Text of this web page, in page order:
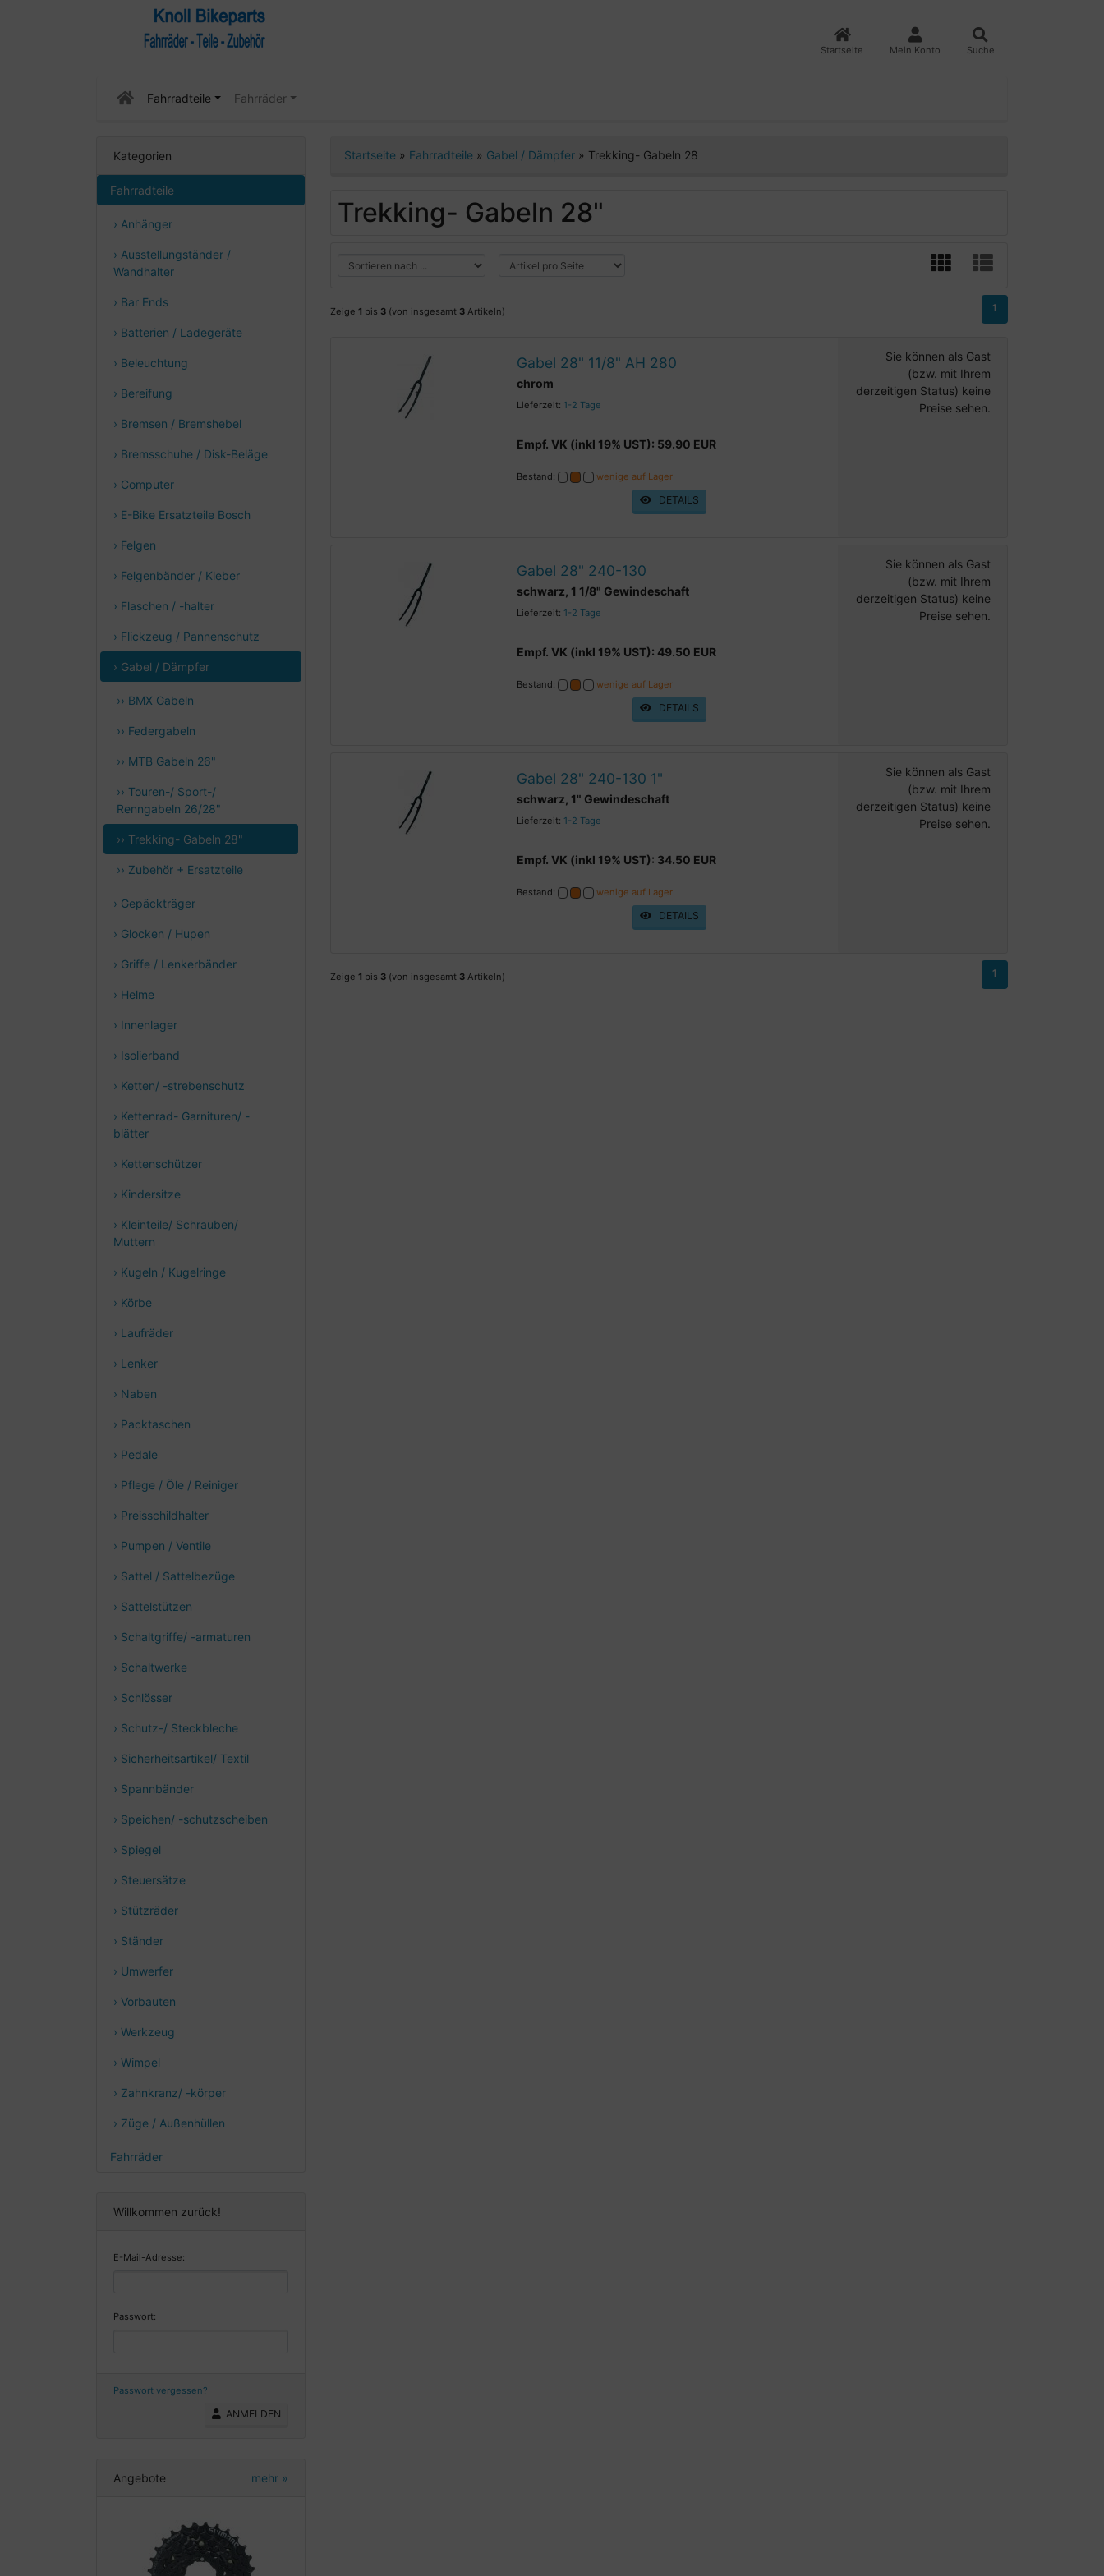
Startseite Mein Konto Suche
Fahrradteile Fahrräder
Kategorien
Fahrradteile
› Anhänger
› Ausstellungständer /
Wandhalter
› Bar Ends
› Batterien / Ladegeräte
› Beleuchtung
› Bereifung
› Bremsen / Bremshebel
› Bremsschuhe / Disk-Beläge
› Computer
› E-Bike Ersatzteile Bosch
› Felgen
› Felgenbänder / Kleber
› Flaschen / -halter
› Flickzeug / Pannenschutz
› Gabel / Dämpfer
›› BMX Gabeln
›› Federgabeln
›› MTB Gabeln 26"
›› Touren-/ Sport-/
Renngabeln 26/28"
›› Trekking- Gabeln 28"
›› Zubehör + Ersatzteile
› Gepäckträger
› Glocken / Hupen
› Griffe / Lenkerbänder
› Helme
› Innenlager
› Isolierband
› Ketten/ -strebenschutz
› Kettenrad- Garnituren/ -
blätter
› Kettenschützer
› Kindersitze
› Kleinteile/ Schrauben/
Muttern
› Kugeln / Kugelringe
› Körbe
› Laufräder
› Lenker
› Naben
› Packtaschen
› Pedale
› Pflege / Öle / Reiniger
› Preisschildhalter
› Pumpen / Ventile
› Sattel / Sattelbezüge
› Sattelstützen
› Schaltgriffe/ -armaturen
› Schaltwerke
› Schlösser
› Schutz-/ Steckbleche
› Sicherheitsartikel/ Textil
› Spannbänder
› Speichen/ -schutzscheiben
› Spiegel
› Steuersätze
› Stützräder
› Ständer
› Umwerfer
› Vorbauten
› Werkzeug
› Wimpel
› Zahnkranz/ -körper
› Züge / Außenhüllen
Fahrräder
Willkommen zurück!
E-Mail-Adresse:
Passwort:
Passwort vergessen?
ANMELDEN
Angebote mehr »
Startseite » Fahrradteile » Gabel / Dämpfer » Trekking- Gabeln 28
Trekking- Gabeln 28"
Zeige 1 bis 3 (von insgesamt 3 Artikeln) 1
Gabel 28" 11/8" AH 280
chrom
Lieferzeit: 1-2 Tage
Empf. VK (inkl 19% UST): 59.90 EUR
Bestand: wenige auf Lager
DETAILS
Sie können als Gast
(bzw. mit Ihrem
derzeitigen Status) keine
Preise sehen.
Gabel 28" 240-130
schwarz, 1 1/8" Gewindeschaft
Lieferzeit: 1-2 Tage
Empf. VK (inkl 19% UST): 49.50 EUR
Bestand: wenige auf Lager
DETAILS
Sie können als Gast
(bzw. mit Ihrem
derzeitigen Status) keine
Preise sehen.
Gabel 28" 240-130 1"
schwarz, 1" Gewindeschaft
Lieferzeit: 1-2 Tage
Empf. VK (inkl 19% UST): 34.50 EUR
Bestand: wenige auf Lager
DETAILS
Sie können als Gast
(bzw. mit Ihrem
derzeitigen Status) keine
Preise sehen.
Zeige 1 bis 3 (von insgesamt 3 Artikeln) 1